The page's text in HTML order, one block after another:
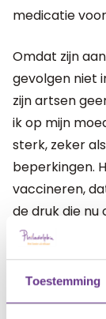
Toestemming
medicatie
Omdat zijn
gevolgen niet
zijn artsen
ik op mijn
sterk, zeker
beperkingen.
vaccineren,
de druk die nu
Oneerlijk
Over die druk
dat ik hem